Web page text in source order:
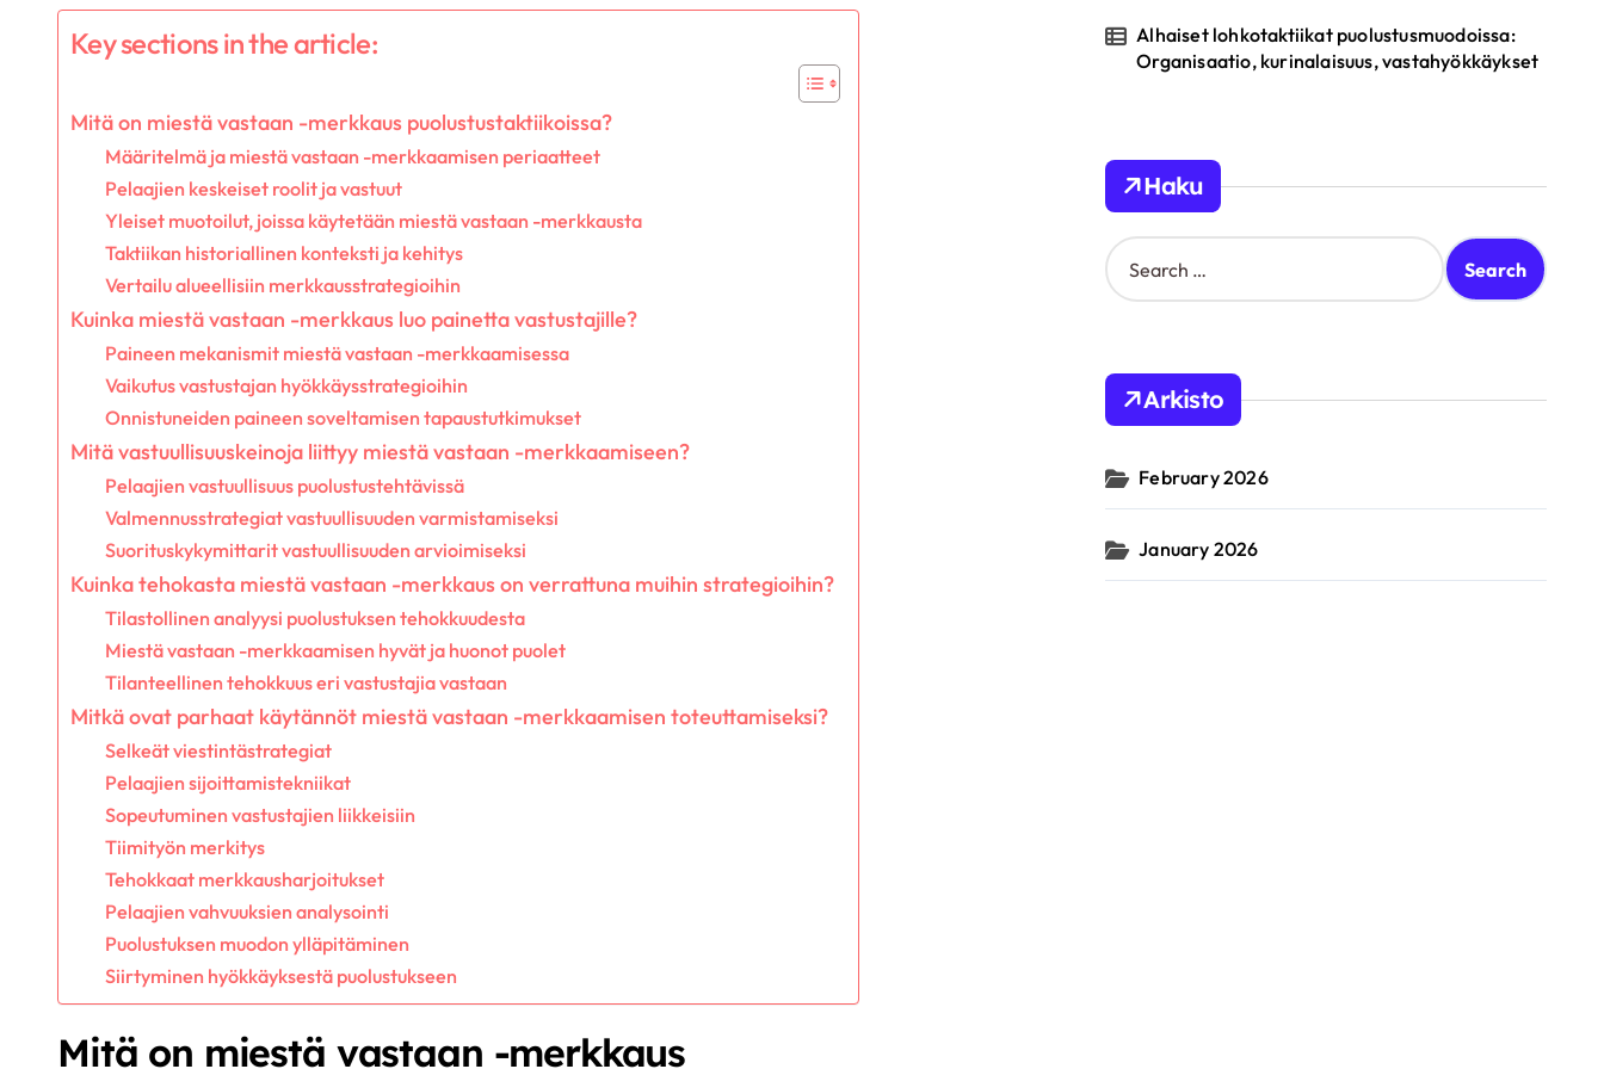
Key sections in the article:
Mitä on miestä vastaan -merkkaus puolustustaktiikoissa?
Määritelmä ja miestä vastaan -merkkaamisen periaatteet
Pelaajien keskeiset roolit ja vastuut
Yleiset muotoilut, joissa käytetään miestä vastaan -merkkausta
Taktiikan historiallinen konteksti ja kehitys
Vertailu alueellisiin merkkausstrategioihin
Kuinka miestä vastaan -merkkaus luo painetta vastustajille?
Paineen mekanismit miestä vastaan -merkkaamisessa
Vaikutus vastustajan hyökkäysstrategioihin
Onnistuneiden paineen soveltamisen tapaustutkimukset
Mitä vastuullisuuskeinoja liittyy miestä vastaan -merkkaamiseen?
Pelaajien vastuullisuus puolustustehtävissä
Valmennusstrategiat vastuullisuuden varmistamiseksi
Suorituskykymittarit vastuullisuuden arvioimiseksi
Kuinka tehokasta miestä vastaan -merkkaus on verrattuna muihin strategioihin?
Tilastollinen analyysi puolustuksen tehokkuudesta
Miestä vastaan -merkkaamisen hyvät ja huonot puolet
Tilanteellinen tehokkuus eri vastustajia vastaan
Mitkä ovat parhaat käytännöt miestä vastaan -merkkaamisen toteuttamiseksi?
Selkeät viestintästrategiat
Pelaajien sijoittamistekniikat
Sopeutuminen vastustajien liikkeisiin
Tiimityön merkitys
Tehokkaat merkkausharjoitukset
Pelaajien vahvuuksien analysointi
Puolustuksen muodon ylläpitäminen
Siirtyminen hyökkäyksestä puolustukseen
Mitä on miestä vastaan -merkkaus
Alhaiset lohkotaktiikat puolustusmuodoissa:
Organisaatio, kurinalaisuus, vastahyökkäykset
Haku
S
e
h
o
:
Arkisto
February 2026
January 2026